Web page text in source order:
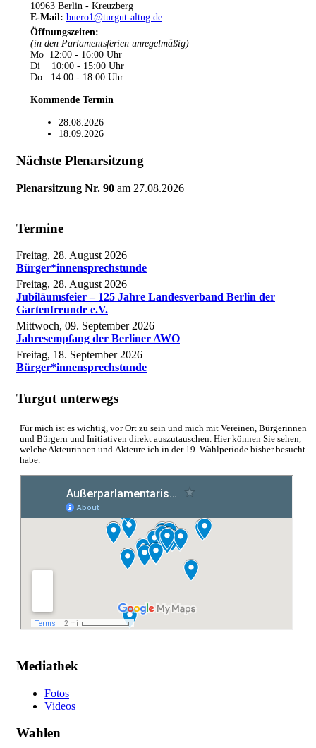
10963 Berlin - Kreuzberg
E-Mail: buero1@turgut-altug.de
Öffnungszeiten:
(in den Parlamentsferien unregelmäßig)
Mo 12:00 - 16:00 Uhr
Di 10:00 - 15:00 Uhr
Do 14:00 - 18:00 Uhr
Kommende Termin
28.08.2026
18.09.2026
Nächste Plenarsitzung
Plenarsitzung Nr. 90 am 27.08.2026
Termine
Freitag, 28. August 2026
Bürger*innensprechstunde
Freitag, 28. August 2026
Jubiläumsfeier – 125 Jahre Landesverband Berlin der
Gartenfreunde e.V.
Mittwoch, 09. September 2026
Jahresempfang der Berliner AWO
Freitag, 18. September 2026
Bürger*innensprechstunde
Turgut unterwegs
Für mich ist es wichtig, vor Ort zu sein und mich mit Vereinen, Bürgerinnen
und Bürgern und Initiativen direkt auszutauschen. Hier können Sie sehen,
welche Akteurinnen und Akteure ich in der 19. Wahlperiode bisher besucht
habe.
Mediathek
Fotos
Videos
Wahlen